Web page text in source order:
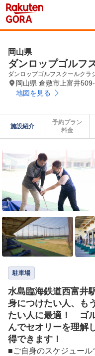
岡山県
ダンロップゴルフ
ダンロップゴルフスクールクラ
岡山県 倉敷市上富井
地図を見る
施設紹介
予約プラン
料金
駐車場
水島臨海鉄道西富井
身につけたい人、も
たい人に最適！ ゴ
んでセオリーを理解
得できます！
■ご自身のスケジュール